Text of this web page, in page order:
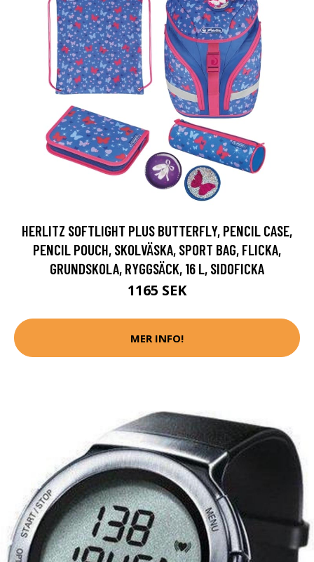
HERLITZ SOFTLIGHT PLUS BUTTERFLY, PENCIL CASE,
PENCIL POUCH, SKOLVÄSKA, SPORT BAG, FLICKA,
GRUNDSKOLA, RYGGSÄCK, 16 L, SIDOFICKA
1165 SEK
MER INFO!